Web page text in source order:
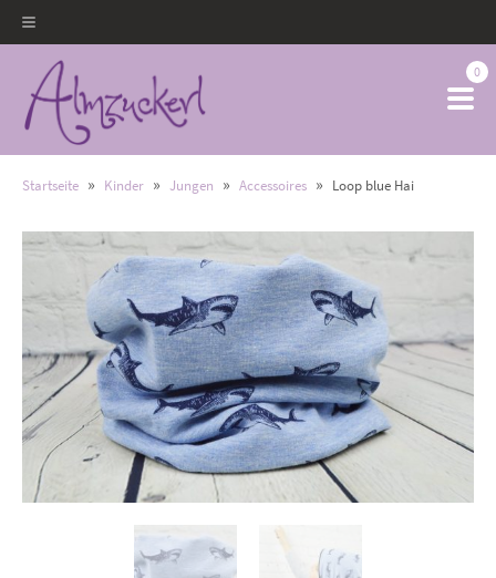
0
Startseite » Kinder » Jungen » Accessoires » Loop blue Hai